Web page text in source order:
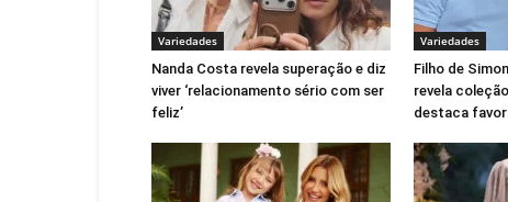
Variedades
Nanda Costa revela superação e diz
viver ‘relacionamento sério com ser
feliz’
Variedades
Filho de
revela
destaca